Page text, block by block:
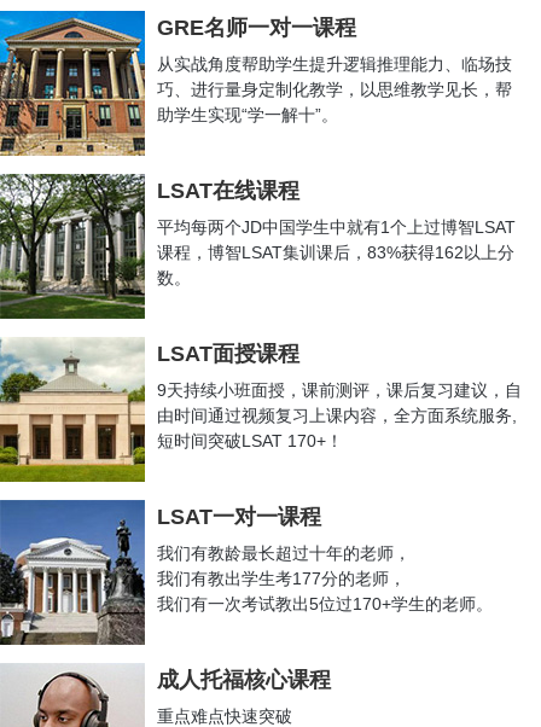
恭喜博智教育G同学新增University
in Mechanical Engineering 录取
恭喜博智教育同学获得IESEBusiness School, University of
Navarra MBA录取
恭喜博智教育Z同学获得NewYork University MS in Integrated
Marketing录取
恭喜博智教育G同学获得CornellUniversity MS in Mechanical
Engineering录取
恭喜博智教育Y同学获得Universityof San Francisco 传媒专业录取
恭喜博智教育L同学获得New
Management录取
恭喜博智教育C同学获得absonCollege- MBA 创业学方向录取
恭喜博智教育S
同学获得King&#
MSc 录取
恭喜博智教育C同学获得Universityof Michigan- Global MBA录取
恭喜博智教育Z同学获得King&#
恭喜博智教育C 同学香港大学Universityof Hong Kong -MBA录取
恭喜博智教育Z同学获得约翰霍普金斯大学JHU--MBA
学金）录取
恭喜博智教育Z同学获得曼彻斯特大学--
Analytics录取
恭喜博智教育Y
同学获得加州大学河滨分校-
GRE名师一对一课程
从实战角度帮助学生提升逻辑推理能力、临场技
巧、进行量身定制化教学，以思维教学见长，帮
助学生实现“学一解十”。
LSAT在线课程
平均每两个JD中国学生中就有1个上过博智LSAT
课程，博智LSAT集训课后，83%获得162以上分
数。
LSAT面授课程
9天持续小班面授，课前测评，课后复习建议，自
由时间通过视频复习上课内容，全方面系统服务,
短时间突破LSAT 170+！
LSAT一对一课程
我们有教龄最长超过十年的老师，
我们有教出学生考177分的老师，
我们有一次考试教出5位过170+学生的老师。
成人托福核心课程
重点难点快速突破